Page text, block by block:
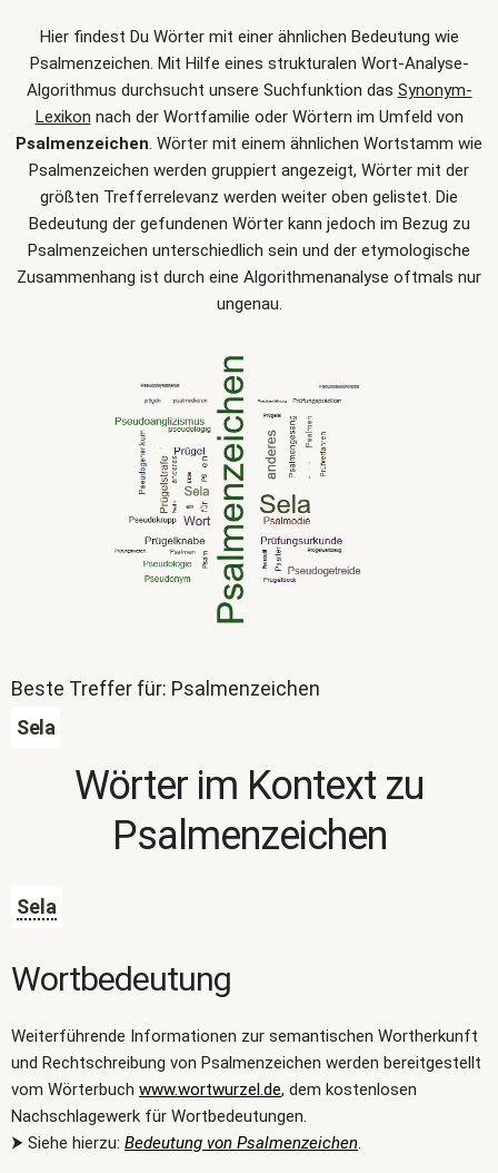
Hier findest Du Wörter mit einer ähnlichen Bedeutung wie
Psalmenzeichen. Mit Hilfe eines strukturalen Wort-Analyse-
Algorithmus durchsucht unsere Suchfunktion das Synonym-
Lexikon nach der Wortfamilie oder Wörtern im Umfeld von
Psalmenzeichen. Wörter mit einem ähnlichen Wortstamm wie
Psalmenzeichen werden gruppiert angezeigt, Wörter mit der
größten Trefferrelevanz werden weiter oben gelistet. Die
Bedeutung der gefundenen Wörter kann jedoch im Bezug zu
Psalmenzeichen unterschiedlich sein und der etymologische
Zusammenhang ist durch eine Algorithmenanalyse oftmals nur
ungenau.
Beste Treffer für: Psalmenzeichen
Sela
Wörter im Kontext zu
Psalmenzeichen
Sela
Wortbedeutung
Weiterführende Informationen zur semantischen Wortherkunft
und Rechtschreibung von Psalmenzeichen werden bereitgestellt
vom Wörterbuch www.wortwurzel.de, dem kostenlosen
Nachschlagewerk für Wortbedeutungen.
⮞ Siehe hierzu: Bedeutung von Psalmenzeichen.